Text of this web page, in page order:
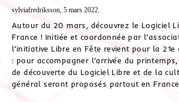
sylviafredriksson, 5 mars 2022.
Autour du 20 mars, découvrez le Logiciel
France ! Initiée et coordonnée par
l’initiative Libre en Fête revient pour la 21e
: pour accompagner l’arrivée du
de découverte du Logiciel Libre et de la
général seront proposés partout en